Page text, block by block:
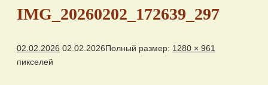
IMG_20260202_172639_297
02.02.2026 02.02.2026Полный размер: 1280 × 961
пикселей